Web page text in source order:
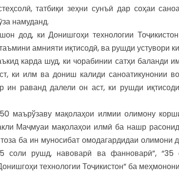
татбиқи зеҳни сунъӣ дар соҳаи
намуданд.
дод, ки Донишгоҳи технологии
амнияти иқтисодӣ, ва рушди устувори
карда шуд, ки чорабинии сатҳи баланди
ки илм ва дониш калиди саноатикунонии
ин раванд далели он аст, ки рушди
маърўзаву мақолаҳои илмии олимону
Маҷмуаи мақолаҳои илмӣ ба нашр
ба ин муносибат омодагардидаи олимони
соли рушд, навоварӣ ва фанноварӣ”,
технологии Тоҷикистон” ба